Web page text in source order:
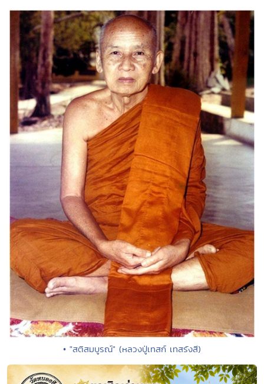
• "สติสมบูรณ์" (หลวงปู่เทสก์ เทสรังสี)